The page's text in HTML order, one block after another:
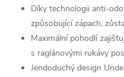
Díky technologii anti-
způsobující zápach,
Maximální pohodlí
s raglánovými rukávy
Jendoduchý design